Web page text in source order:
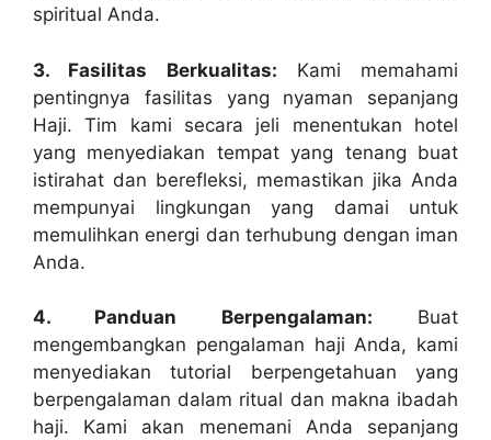
spiritual Anda.
3. Fasilitas Berkualitas: Kami memahami
pentingnya fasilitas yang nyaman sepanjang
Haji. Tim kami secara jeli menentukan hotel
yang menyediakan tempat yang tenang buat
istirahat dan berefleksi, memastikan jika Anda
mempunyai lingkungan yang damai untuk
memulihkan energi dan terhubung dengan iman
Anda.
4. Panduan Berpengalaman: Buat
mengembangkan pengalaman haji Anda, kami
menyediakan tutorial berpengetahuan yang
berpengalaman dalam ritual dan makna ibadah
haji. Kami akan menemani Anda sepanjang